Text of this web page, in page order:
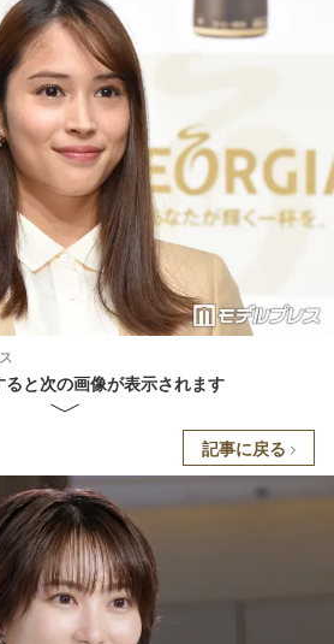
ると次の画像が表示されます
記事に戻る